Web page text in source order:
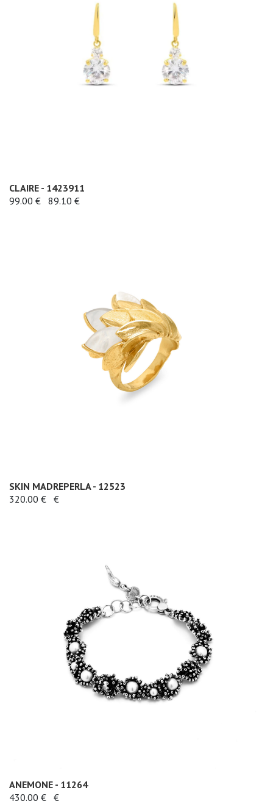
CLAIRE - 1423911
99.00 € 89.10 €
SKIN MADREPERLA - 12523
320.00 € €
ANEMONE - 11264
430.00 € €